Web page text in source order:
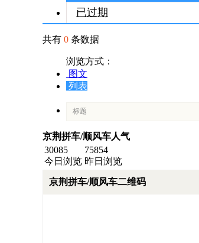
已过期
共有 0 条数据
浏览方式：
图文
列表
标题
座位/人数
费用
京荆拼车/顺风车人气
30085
今日浏览
75854
昨日浏览
京荆拼车/顺风车二维码